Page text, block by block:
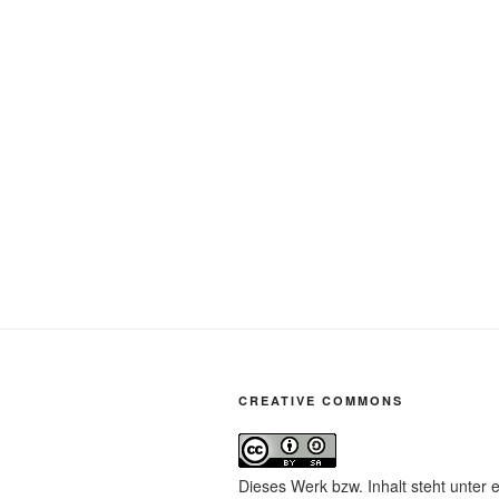
CREATIVE COMMONS
Dieses Werk bzw. Inhalt steht unter